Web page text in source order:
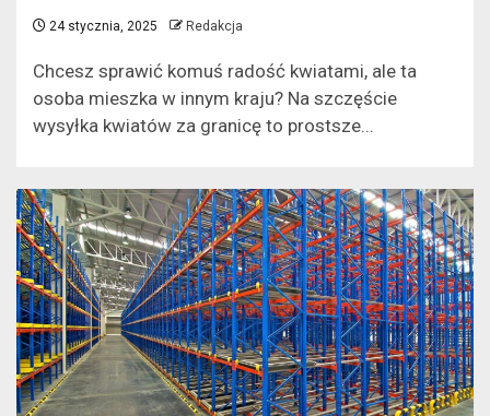
24 stycznia, 2025 Redakcja
Chcesz sprawić komuś radość kwiatami, ale ta
osoba mieszka w innym kraju? Na szczęście
wysyłka kwiatów za granicę to prostsze...